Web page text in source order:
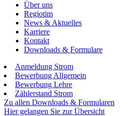
Über uns
Regiotim
News & Aktuelles
Karriere
Kontakt
Downloads & Formulare
Anmeldung Strom
Bewerbung Allgemein
Bewerbung Lehre
Zählerstand Strom
Zu allen Downloads & Formularen
Hier gelangen Sie zur Übersicht